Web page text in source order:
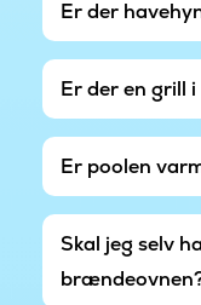
Er der
Er der en grill
Er poolen
Skal jeg selv